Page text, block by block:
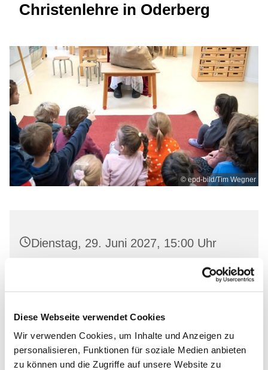
Diese Webseite verwendet Cookies
Wir verwenden Cookies, um Inhalte und Anzeigen zu
personalisieren, Funktionen für soziale Medien anbieten
zu können und die Zugriffe auf unsere Website zu
Christenlehre in Oderberg
© epd-bild/Tim Wegner
Dienstag, 29. Juni 2027, 15:00 Uhr
Oderberg